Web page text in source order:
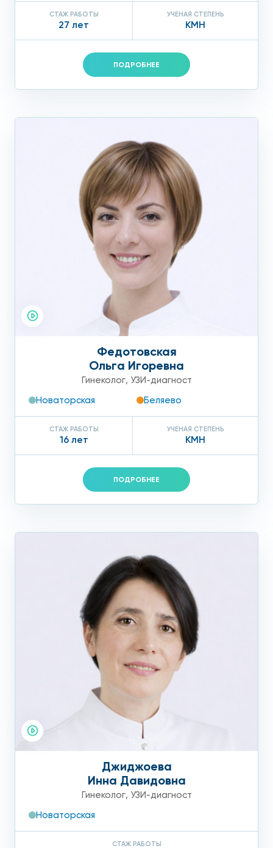
СТАЖ РАБОТЫ
27 лет
УЧЕНАЯ СТЕПЕНЬ
КМН
ПОДРОБНЕЕ
Федотовская
Ольга Игоревна
Гинеколог, УЗИ-диагност
Новаторская
Беляево
СТАЖ РАБОТЫ
16 лет
УЧЕНАЯ СТЕПЕНЬ
КМН
ПОДРОБНЕЕ
Джиджоева
Инна Давидовна
Гинеколог, УЗИ-диагност
Новаторская
СТАЖ РАБОТЫ